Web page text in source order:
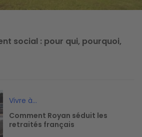
social : pour qui, pourquoi,
Vivre à...
Comment Royan séduit les
retraités français